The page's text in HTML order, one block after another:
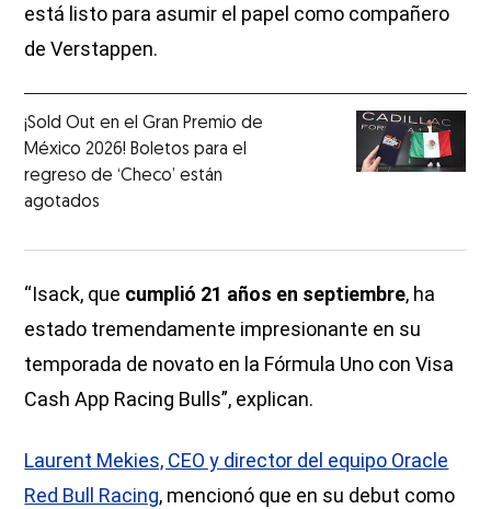
está listo para asumir el papel como compañero
de Verstappen.
¡Sold Out en el Gran Premio de
México 2026! Boletos para el
regreso de ‘Checo’ están
agotados
“Isack, que cumplió 21 años en septiembre, ha
estado tremendamente impresionante en su
temporada de novato en la Fórmula Uno con Visa
Cash App Racing Bulls”, explican.
Laurent Mekies, CEO y director del equipo Oracle
Red Bull Racing, mencionó que en su debut como